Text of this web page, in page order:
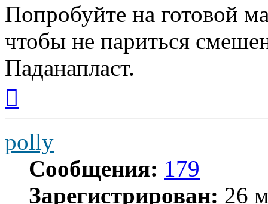
Попробуйте на готовой
чтобы не париться
Паданапласт.
началу
polly
Сообщения: 179
Зарегистрирован: 26